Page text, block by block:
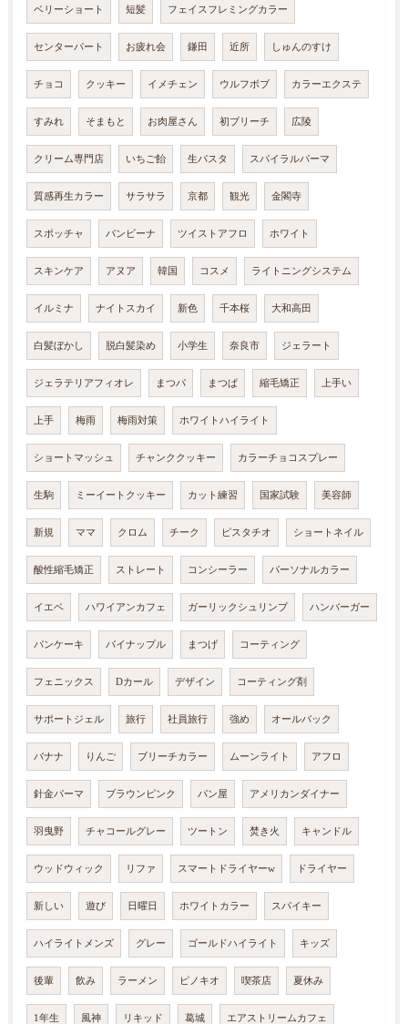
ベリーショート 短髪 フェイスフレミングカラー
センターパート お疲れ会 鎌田 近所 しゅんのすけ
チョコ クッキー イメチェン ウルフボブ カラーエクステ
すみれ そまもと お肉屋さん 初ブリーチ 広陵
クリーム専門店 いちご飴 生パスタ スパイラルパーマ
質感再生カラー サラサラ 京都 観光 金閣寺
スポッチャ バンビーナ ツイストアフロ ホワイト
スキンケア アヌア 韓国 コスメ ライトニングシステム
イルミナ ナイトスカイ 新色 千本桜 大和高田
白髪ぼかし 脱白髪染め 小学生 奈良市 ジェラート
ジェラテリアフィオレ まつパ まつぱ 縮毛矯正 上手い
上手 梅雨 梅雨対策 ホワイトハイライト
ショートマッシュ チャンククッキー カラーチョコスプレー
生駒 ミーイートクッキー カット練習 国家試験 美容師
新規 ママ クロム チーク ピスタチオ ショートネイル
酸性縮毛矯正 ストレート コンシーラー パーソナルカラー
イエベ ハワイアンカフェ ガーリックシュリンプ ハンバーガー
パンケーキ パイナップル まつげ コーティング
フェニックス Dカール デザイン コーティング剤
サポートジェル 旅行 社員旅行 強め オールバック
バナナ りんご ブリーチカラー ムーンライト アフロ
針金パーマ ブラウンピンク パン屋 アメリカンダイナー
羽曳野 チャコールグレー ツートン 焚き火 キャンドル
ウッドウィック リファ スマートドライヤーw ドライヤー
新しい 遊び 日曜日 ホワイトカラー スパイキー
ハイライトメンズ グレー ゴールドハイライト キッズ
後輩 飲み ラーメン ピノキオ 喫茶店 夏休み
1年生 風神 リキッド 葛城 エアストリームカフェ